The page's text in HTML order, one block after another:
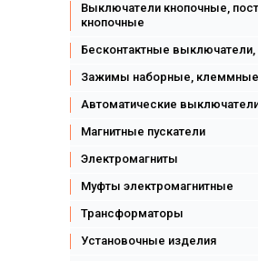
Выключатели кнопочные,
кнопочные
Бесконтактные выключатели,
Зажимы наборные,
Автоматические
Магнитные пускатели
Электромагниты
Муфты электромагнитные
Трансформаторы
Установочные изделия